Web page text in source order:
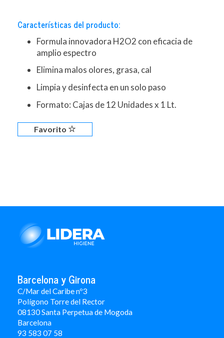
Características del producto:
Formula innovadora H2O2 con eficacia de
amplio espectro
Elimina malos olores, grasa, cal
Limpia y desinfecta en un solo paso
Formato: Cajas de 12 Unidades x 1 Lt.
Favorito
Barcelona y Girona
C/Mar del Caribe nº3
Polígono Torre del Rector
08130 Santa Perpetua de Mogoda
Barcelona
93 583 07 58